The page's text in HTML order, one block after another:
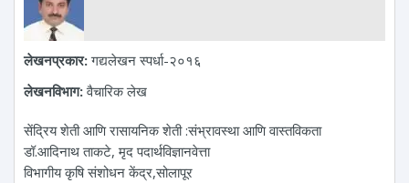
लेखनप्रकार:गद्यलेखन स्पर्धा-२०१६
लेखनविभाग:वैचारिक लेख
सेंद्रिय शेती आणि रासायनिक शेती :संभ्रावस्था आणि वास्तविकता
डॉ.आदिनाथ ताकटे, मृद पदार्थविज्ञानवेत्ता
विभागीय कृषि संशोधन केंद्र,सोलापूर